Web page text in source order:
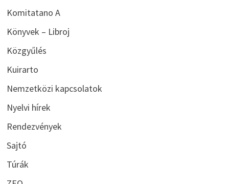
Komitatano A
Könyvek – Libroj
Közgyűlés
Kuirarto
Nemzetközi kapcsolatok
Nyelvi hírek
Rendezvények
Sajtó
Túrák